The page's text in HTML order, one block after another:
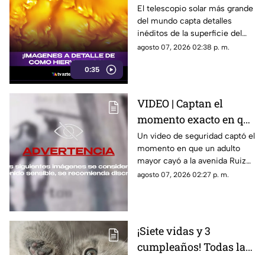
0:35
imagen del Telescopio
Inouye que muestra un
caos de plasma
El telescopio solar más grande
del mundo capta detalles
inéditos de la superficie del
Sol. Las fotos muestran
agosto 07, 2026 02:38 p. m.
VIDEO | Captan el
momento exacto en que
adulto mayor es
empujado y muere
atropellado por un
tráiler
Un video de seguridad captó el
momento en que un adulto
mayor cayó a la avenida Ruiz
Cortines y fue atropellado por
agosto 07, 2026 02:27 p. m.
¡Siete vidas y 3
cumpleaños! Todas las